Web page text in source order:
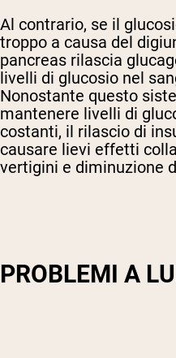
Al contrario, se il
troppo a causa del
pancreas rilascia
livelli di glucosio nel
Nonostante questo
mantenere livelli di
costanti, il rilascio di
causare lievi effetti
vertigini e diminuzione
PROBLEMI A